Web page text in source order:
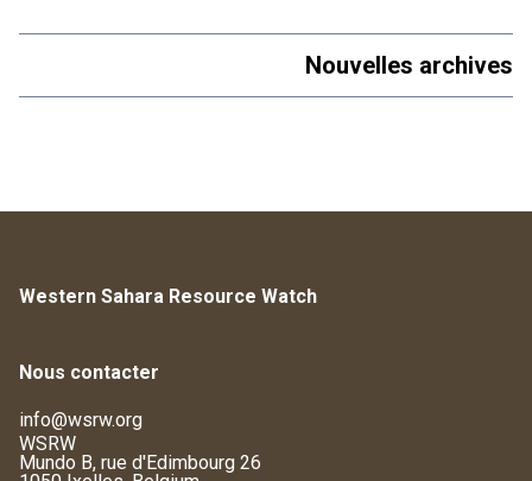
Nouvelles archives
Western Sahara Resource Watch
Nous contacter
info@wsrw.org
WSRW
Mundo B, rue d'Edimbourg 26